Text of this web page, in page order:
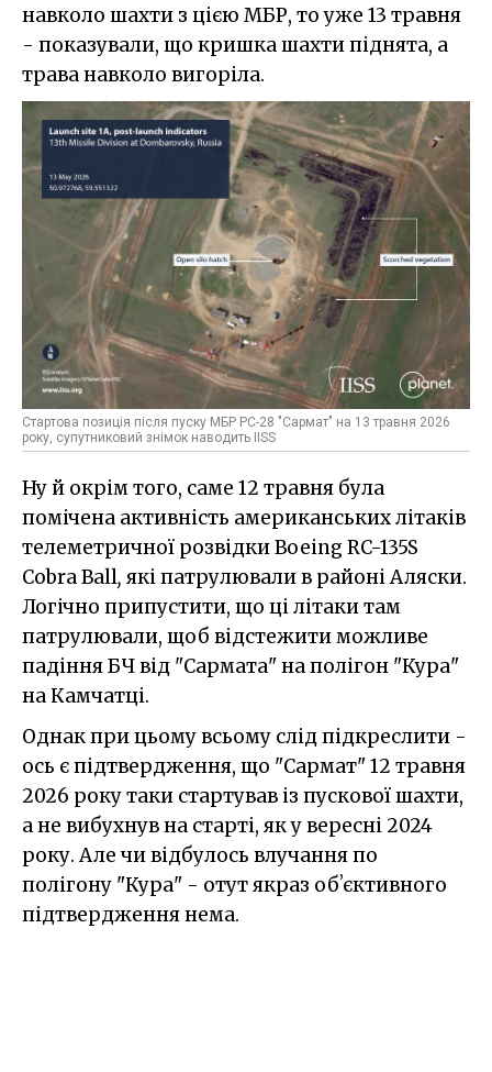
навколо шахти з цією МБР, то уже 13 травня
- показували, що кришка шахти піднята, а
трава навколо вигоріла.
Стартова позиція після пуску МБР РС-28 "Сармат" на 13 травня 2026
року, супутниковий знімок наводить IISS
Ну й окрім того, саме 12 травня була
помічена активність американських літаків
телеметричної розвідки Boeing RC-135S
Cobra Ball, які патрулювали в районі Аляски.
Логічно припустити, що ці літаки там
патрулювали, щоб відстежити можливе
падіння БЧ від "Сармата" на полігон "Кура"
на Камчатці.
Однак при цьому всьому слід підкреслити -
ось є підтвердження, що "Сармат" 12 травня
2026 року таки стартував із пускової шахти,
а не вибухнув на старті, як у вересні 2024
року. Але чи відбулось влучання по
полігону "Кура" - отут якраз обʼєктивного
підтвердження нема.